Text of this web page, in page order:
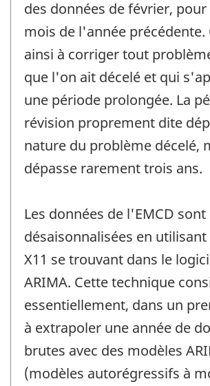
des données de février,
mois de l'année précédente.
ainsi à corriger tout
que l'on ait décelé et qui
une période prolongée. La
révision proprement dite
nature du problème décelé,
dépasse rarement trois ans.
Les données de l'EMCD sont
désaisonnalisées en
X11 se trouvant dans le
ARIMA. Cette technique
essentiellement, dans un
à extrapoler une année de
brutes avec des modèles
(modèles autorégressifs à